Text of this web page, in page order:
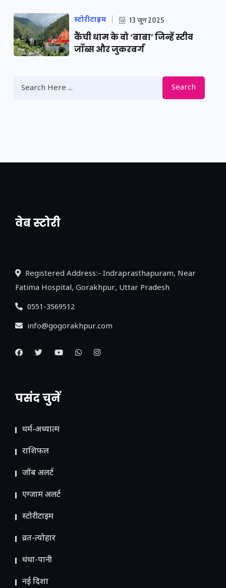
स्टोरीटाइम 13 जून 2025
कैंची धाम के वो ‘बाबा’ जिन्हें स्टीव
जॉब्स और जुकरबर्ग
Search
वेब स्टोरी
नया एक्सप्रेसवे: पूर्वांचल का लक, डेवलपमेंट का
Registered Address:- Indraprasthapuram, Near
Fatima Hospital, Gorakhpur, Uttar Pradesh
0551-3569512
info@gogorakhpur.com
पसंद चुनें
धर्म-अध्यात्म
राशिफल
जॉब अलर्ट
एग्जाम अलर्ट
स्टोरीटाइम
व्रत-त्योहार
धंधा-पानी
नई दिशा